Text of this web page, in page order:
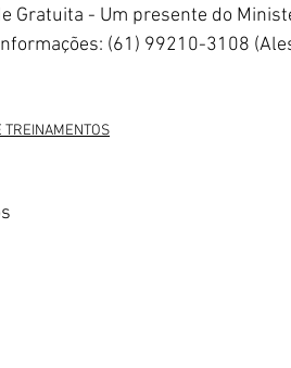
Gratuita - Um presente do
(61) 99210-3108
TREINAMENTOS